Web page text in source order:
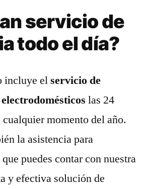
servicio de
todo el día?
incluye elservicio de
las 24
momento del año.
la asistencia para
puedes contar con nuestra
y efectiva solución de